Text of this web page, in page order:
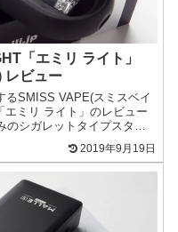
「エミリ ライト」
レビュー
るSMISS VAPE(スミスベイ
ミリ ライト」のレビュー
のシガレットタイプスター
2019年9月19日